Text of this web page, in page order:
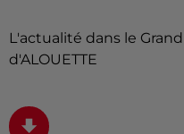
L'actualité dans le
d'ALOUETTE